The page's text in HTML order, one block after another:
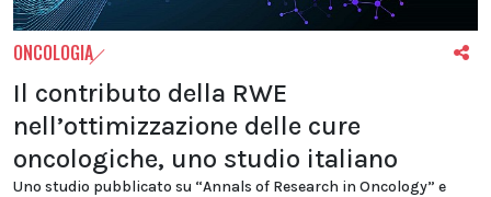
ONCOLOGIA
Il contributo della RWE
nell’ottimizzazione delle cure
oncologiche, uno studio italiano
Uno studio pubblicato su “Annals of Research in Oncology” e